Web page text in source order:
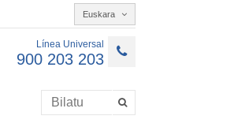
Euskara
Línea Universal
900 203 203